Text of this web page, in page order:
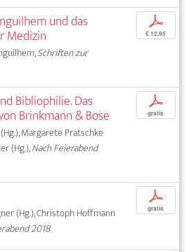
und das
Medizin
Schriften zur
p
€ 12,95
Bibliophilie. Das
Brinkmann & Bose
Margarete Pratschke
(Hg.),Nach Feierabend
p
gratis
(Hg.), Christoph Hoffmann
2018
p
gratis